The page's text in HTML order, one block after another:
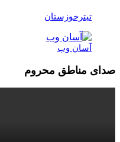
تیترخوزستان
آسان وب
صدای مناطق محروم